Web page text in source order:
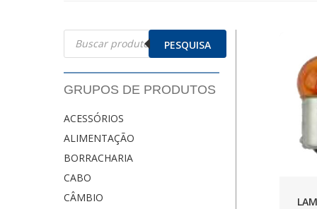
Pesquisar
produtos PESQUISA
GRUPOS DE PRODUTOS
ACESSÓRIOS
ALIMENTAÇÃO
BORRACHARIA
CABO
CÂMBIO